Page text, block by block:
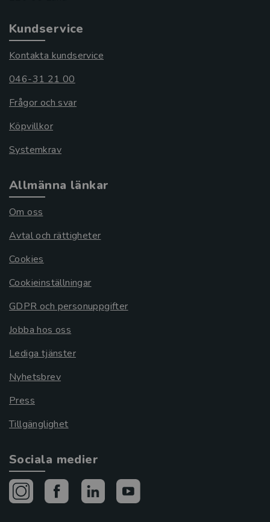
Kundservice
Kontakta kundservice
046-31 21 00
Frågor och svar
Köpvillkor
Systemkrav
Allmänna länkar
Om oss
Avtal och rättigheter
Cookies
Cookieinställningar
GDPR och personuppgifter
Jobba hos oss
Lediga tjänster
Nyhetsbrev
Press
Tillgänglighet
Sociala medier